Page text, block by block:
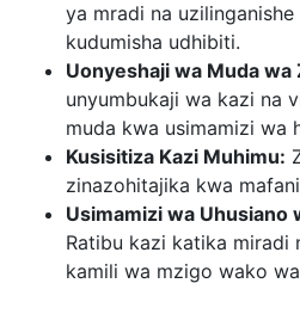
ya mradi na
kudumisha udhibiti.
Uonyeshaji wa Muda wa
unyumbukaji wa kazi na
muda kwa usimamizi wa
Kusisitiza Kazi Muhimu:
zinazohitajika kwa
Usimamizi wa Uhusiano
Ratibu kazi katika miradi
kamili wa mzigo wako